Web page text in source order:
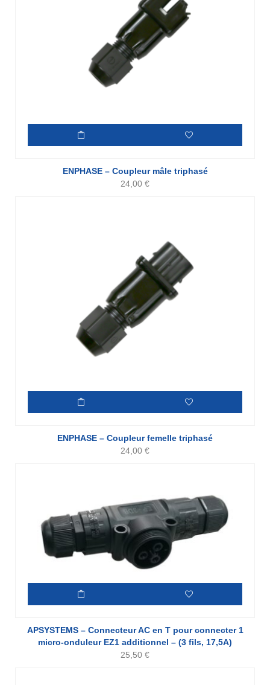
ENPHASE – Coupleur mâle triphasé
24,00 €
ENPHASE – Coupleur femelle triphasé
24,00 €
APSYSTEMS – Connecteur AC en T pour connecter 1
micro-onduleur EZ1 additionnel – (3 fils, 17,5A)
25,50 €